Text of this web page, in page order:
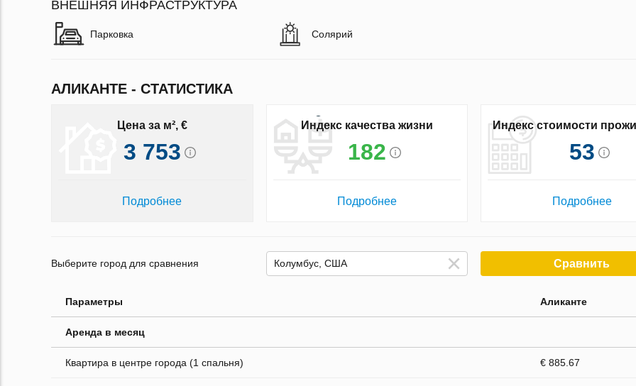
ВНЕШНЯЯ ИНФРАСТРУКТУРА
Парковка Солярий
АЛИКАНТЕ - СТАТИСТИКА
Цена за м², €
3 753
Подробнее
Индекс качества жизни
182
Подробнее
Индекс стоимости
53
Подробнее
Выберите город для сравнения Сравнить
Параметры Аликанте
Аренда в месяц
Квартира в центре города (1 спальня) € 885.67